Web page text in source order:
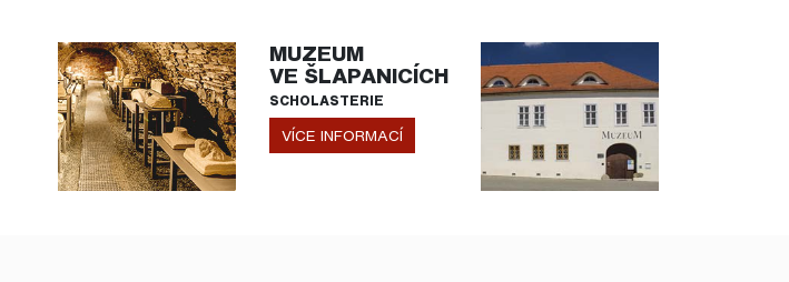
MUZEUM
VE ŠLAPANICÍCH
SCHOLASTERIE
VÍCE INFORMACÍ